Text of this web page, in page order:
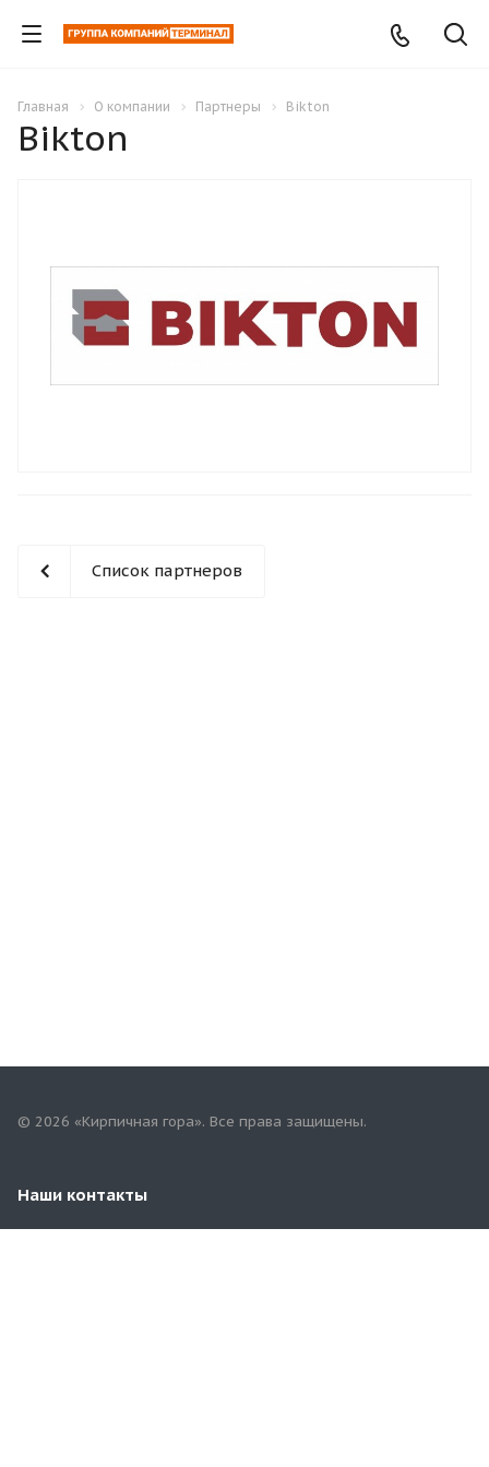
Главная О компании Партнеры Bikton
Bikton
Список партнеров
© 2026 «Кирпичная гора». Все права защищены.
Наши контакты
+7(967)757-68-68